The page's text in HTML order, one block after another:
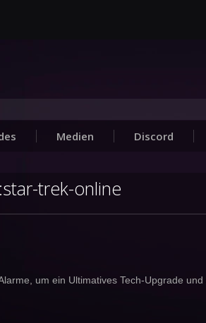
Medien Discord
trek-online
um ein Ultimatives Tech-Upgrade